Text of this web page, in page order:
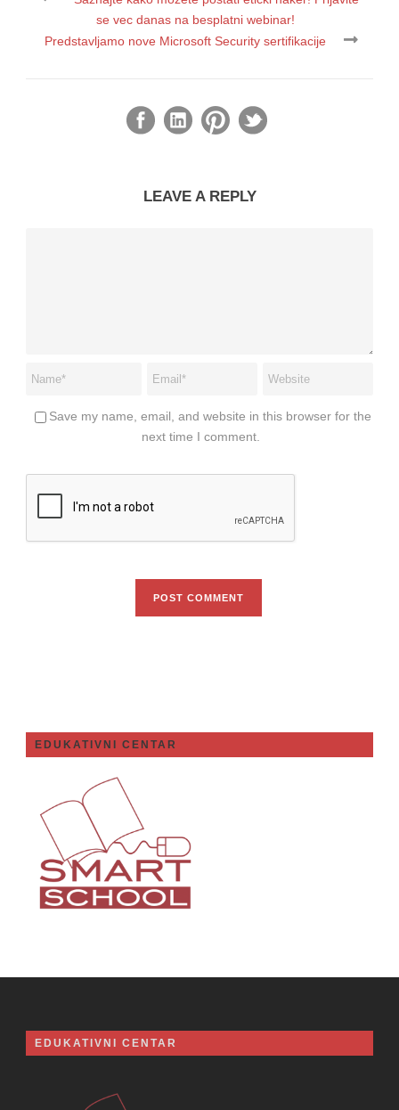
se vec danas na besplatni webinar!
Predstavljamo nove Microsoft Security sertifikacije
LEAVE A REPLY
Save my name, email, and website in this browser for the
next time I comment.
EDUKATIVNI CENTAR
EDUKATIVNI CENTAR